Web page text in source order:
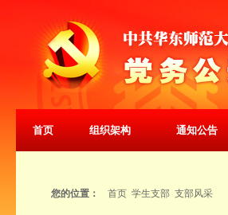
首页 组织架构 通知公告
您的位置： 首页 学生支部 支部风采